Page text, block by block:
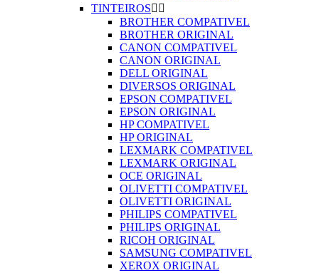
TINTEIROS 
BROTHER COMPATIVEL
BROTHER ORIGINAL
CANON COMPATIVEL
CANON ORIGINAL
DELL ORIGINAL
DIVERSOS ORIGINAL
EPSON COMPATIVEL
EPSON ORIGINAL
HP COMPATIVEL
HP ORIGINAL
LEXMARK COMPATIVEL
LEXMARK ORIGINAL
OCE ORIGINAL
OLIVETTI COMPATIVEL
OLIVETTI ORIGINAL
PHILIPS COMPATIVEL
PHILIPS ORIGINAL
RICOH ORIGINAL
SAMSUNG COMPATIVEL
XEROX ORIGINAL